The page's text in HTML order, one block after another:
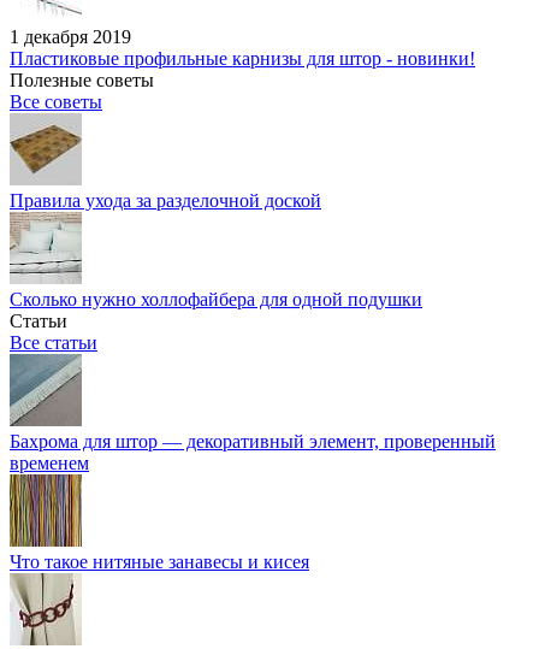
1 декабря 2019
Пластиковые профильные карнизы для штор - новинки!
Полезные советы
Все советы
Правила ухода за разделочной доской
Сколько нужно холлофайбера для одной подушки
Статьи
Все статьи
Бахрома для штор — декоративный элемент, проверенный
временем
Что такое нитяные занавесы и кисея